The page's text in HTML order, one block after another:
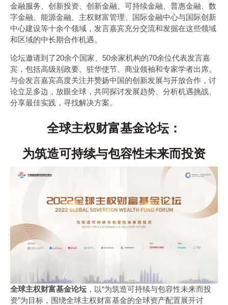
金融服务、创新投资、创新金融、可持续金融、普惠金融、数
字金融、能源金融、主权财富管理、国际金融中心与国际创新
中心建设等十余个领域，发言嘉宾充分交流和发掘在这些领域
和区域的中长期合作机遇。
论坛邀请到了20余个国家、50余家机构的70余位代表发言嘉
宾，包括高级别政要、驻华使节、商业领袖和专家学者出席。
与会发言嘉宾高度关注并赞扬中国的创新发展与开放合作，讨
论立足多边，放眼全球，共同探讨发展趋势、分析机遇挑战、
分享最佳实践，寻找解决方案。
全球主权财富基金论坛：
为筑造可持续与包容性未来而投资
全球主权财富基金论坛 ，以“为筑造可持续与包容性未来而投
资”为目标，围绕全球主权财富基金的全球资产配置展开讨